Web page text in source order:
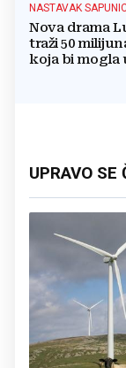
NASTAVAK
Nova drama
traži 50
koja bi mogla
UPRAVO SE